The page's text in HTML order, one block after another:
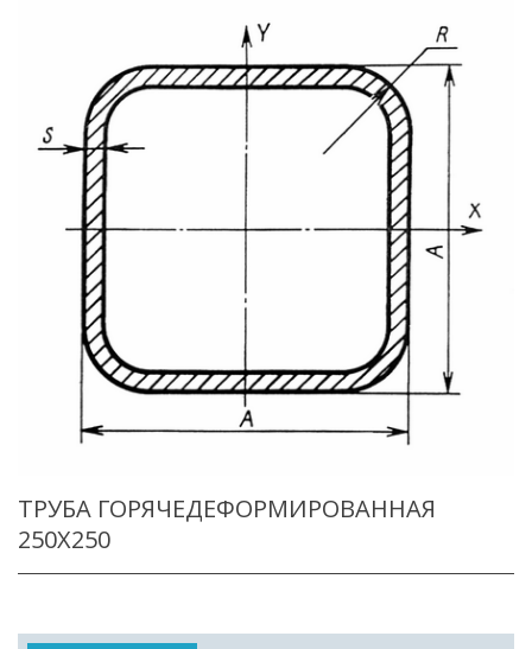
ТРУБА ГОРЯЧЕДЕФОРМИРОВАННАЯ
250X250